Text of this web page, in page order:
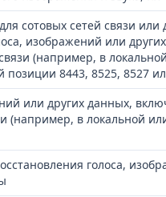
сотовых сетей связи или
изображений или
(например, в
8443, 8525, 8527
или других данных,
в локальной
голоса,